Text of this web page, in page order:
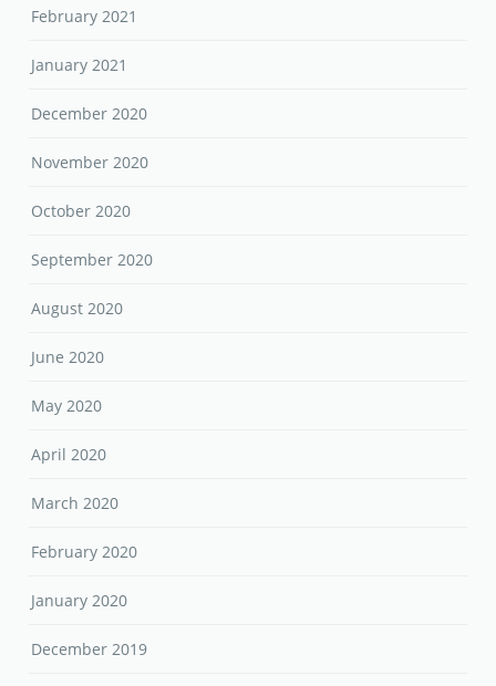
February 2021
January 2021
December 2020
November 2020
October 2020
September 2020
August 2020
June 2020
May 2020
April 2020
March 2020
February 2020
January 2020
December 2019